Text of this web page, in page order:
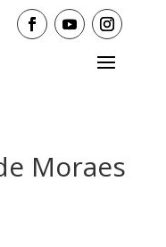
Moraes